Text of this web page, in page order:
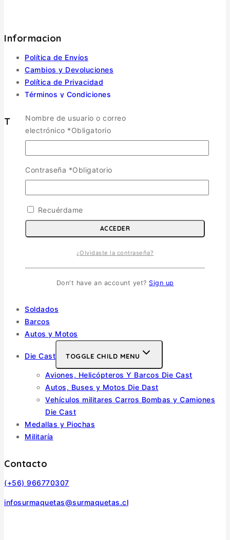
Informacion
Política de Envíos
Cambios y Devoluciones
Política de Privacidad
Términos y Condiciones
Tienda
Escala 1/72
Escala 1/48
Escala 1/144
Escala 1/32
Otras
Vehiculos Militares TOGGLE CHILD MENU
Escala 1/72
Soldados
Barcos
Autos y Motos
Die Cast TOGGLE CHILD MENU
Aviones, Helicópteros Y Barcos Die Cast
Autos, Buses y Motos Die Dast
Vehículos militares Carros Bombas y Camiones
Die Cast
Medallas y Piochas
Militaría
Contacto
(+56) 966770307
infosurmaquetas@surmaquetas.cl
Nombre de usuario o correo
electrónico *Obligatorio
Contraseña *Obligatorio
Recuérdame
ACCEDER
¿Olvidaste la contraseña?
Don't have an account yet? Sign up